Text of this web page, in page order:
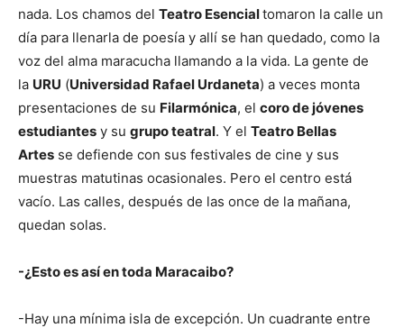
nada. Los chamos del Teatro Esencialtomaron la calle un
día para llenarla de poesía y allí se han quedado, como la
voz del alma maracucha llamando a la vida. La gente de
la URU (Universidad Rafael Urdaneta) a veces monta
presentaciones de su Filarmónica, el coro de jóvenes
estudiantes y su grupo teatral. Y el Teatro Bellas
Artes se defiende con sus festivales de cine y sus
muestras matutinas ocasionales. Pero el centro está
vacío. Las calles, después de las once de la mañana,
quedan solas.
-¿Esto es así en toda Maracaibo?
-Hay una mínima isla de excepción. Un cuadrante entre